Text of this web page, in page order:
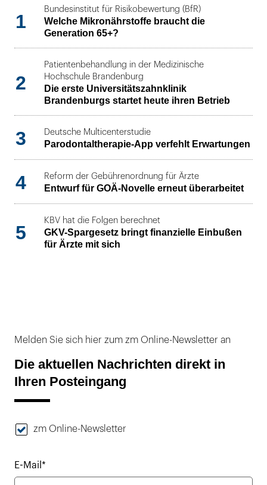
1
Bundesinstitut für Risikobewertung (BfR)
Welche Mikronährstoffe braucht die
Generation 65+?
2
Patientenbehandlung in der Medizinische
Hochschule Brandenburg
Die erste Universitätszahnklinik
Brandenburgs startet heute ihren Betrieb
3 Deutsche Multicenterstudie
Parodontaltherapie-App verfehlt Erwartungen
4 Reform der Gebührenordnung für Ärzte
Entwurf für GOÄ-Novelle erneut überarbeitet
5
KBV hat die Folgen berechnet
GKV-Spargesetz bringt finanzielle Einbußen
für Ärzte mit sich
Melden Sie sich hier zum zm Online-Newsletter an
Die aktuellen Nachrichten direkt in
Ihren Posteingang
zm Online-Newsletter
E-Mail*